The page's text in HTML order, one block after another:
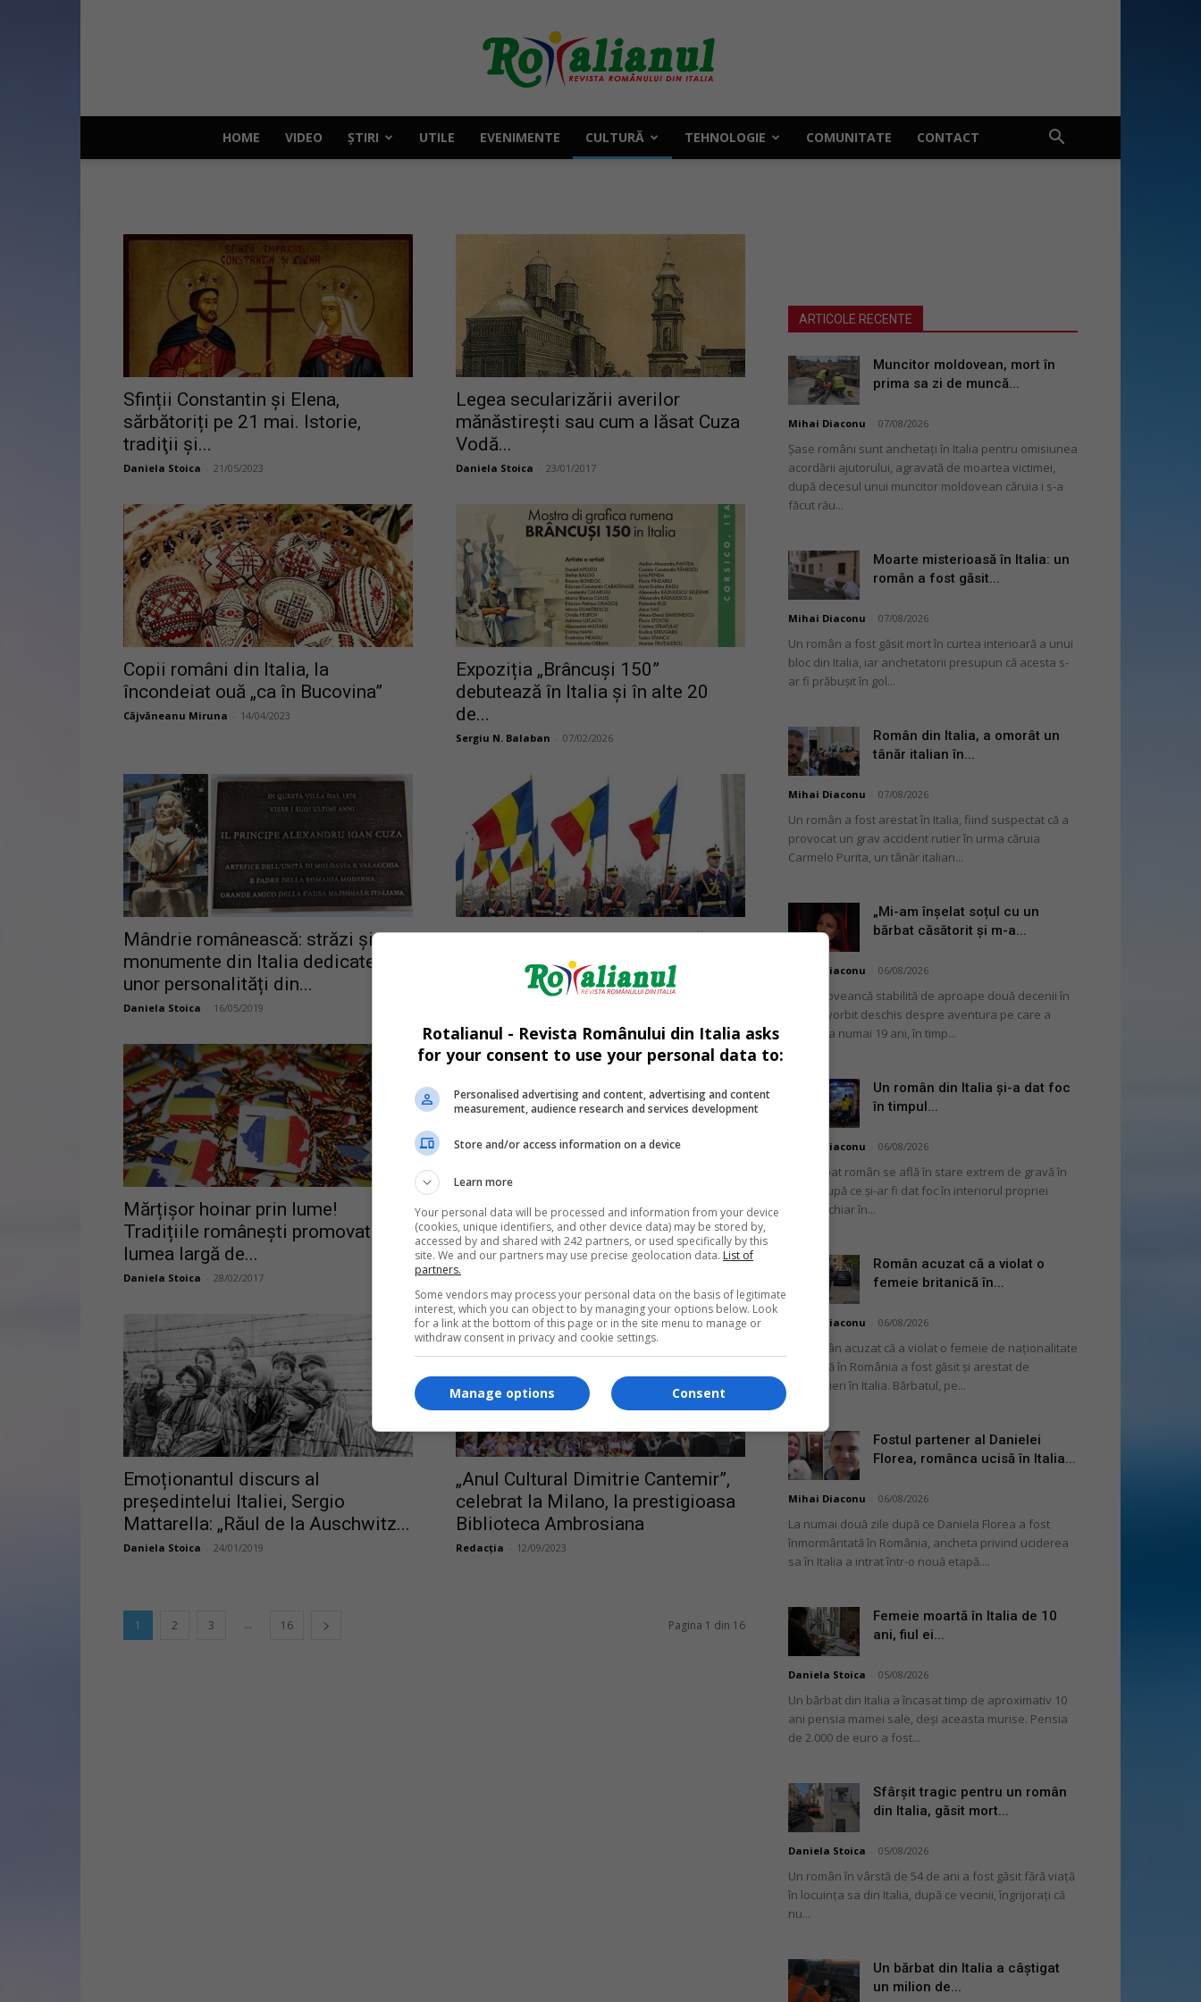
Rotalianul
românului
din
Italia
HOME VIDEO ȘTIRI UTILE EVENIMENTE CULTURĂ TEHNOLOGIE COMUNITATE CONTACT
Sfinții Constantin și Elena,
sărbătoriți pe 21 mai. Istorie,
tradiţii şi...
Daniela Stoica 21/05/2023
Legea secularizării averilor
mănăstireşti sau cum a lăsat Cuza
Vodă...
Daniela Stoica 23/01/2017
Copii români din Italia, la
încondeiat ouă „ca în Bucovina”
Căjvăneanu Miruna 14/04/2023
Expoziția „Brâncuși 150”
debutează în Italia și în alte 20
de...
Sergiu N. Balaban 07/02/2026
Mândrie românească: străzi și
monumente din Italia dedicate
unor personalități din...
Daniela Stoica 16/05/2019
1 Decembrie – Ziua Națională a
României și Marea Unire de...
Daniela Stoica - 30/11/2019
Mărțișor hoinar prin lume!
Tradițiile românești promovate în
lumea largă de...
Daniela Stoica 28/02/2017
29 octombrie – Ziua Internațională
a Internetului. Triumf al
tehnologiei...
Daniela Stoica
Emoționantul discurs al
președintelui Italiei, Sergio
Mattarella: „Răul de la Auschwitz...
Daniela Stoica 24/01/2019
„Anul Cultural Dimitrie Cantemir”,
celebrat la Milano, la prestigioasa
Biblioteca Ambrosiana
Redacția 12/09/2023
1 2 3 ... 16 Pagina 1 din 16
ARTICOLE RECENTE
Muncitor moldovean, mort în
prima sa zi de muncă...
Mihai Diaconu 07/08/2026
Șase români sunt anchetați în Italia pentru omisiunea
acordării ajutorului, agravată de moartea victimei,
după decesul unui muncitor moldovean căruia i s-a
făcut rău...
Moarte misterioasă în Italia: un
român a fost găsit...
Mihai Diaconu 07/08/2026
Un român a fost găsit mort în curtea interioară a unui
bloc din Italia, iar anchetatorii presupun că acesta s-
ar fi prăbușit în gol...
Român din Italia, a omorât un
tânăr italian în...
Mihai Diaconu 07/08/2026
Un român a fost arestat în Italia, fiind suspectat că a
provocat un grav accident rutier în urma căruia
Carmelo Purita, un tânăr italian...
„Mi-am înșelat soțul cu un
bărbat căsătorit și m-a...
Mihai Diaconu 06/08/2026
O moldoveancă stabilită de aproape două decenii în
Italia a vorbit deschis despre aventura pe care a
avut-o la numai 19 ani, în timp...
Un român din Italia și-a dat foc
în timpul...
Mihai Diaconu 06/08/2026
Un bărbat român se află în stare extrem de gravă în
Italia, după ce și-ar fi dat foc în interiorul propriei
mașini, chiar în...
Român acuzat că a violat o
femeie britanică în...
Mihai Diaconu 06/08/2026
Un român acuzat că a violat o femeie de naționalitate
britanică în România a fost găsit și arestat de
carabinieri în Italia. Bărbatul, pe...
Fostul partener al Danielei
Florea, românca ucisă în Italia...
Mihai Diaconu 06/08/2026
La numai două zile după ce Daniela Florea a fost
înmormântată în România, ancheta privind uciderea
sa în Italia a intrat într-o nouă etapă....
Femeie moartă în Italia de 10
ani, fiul ei...
Daniela Stoica 05/08/2026
Un bărbat din Italia a încasat timp de aproximativ 10
ani pensia mamei sale, deși aceasta murise. Pensia
de 2.000 de euro a fost...
Sfârșit tragic pentru un român
din Italia, găsit mort...
Daniela Stoica 05/08/2026
Un român în vârstă de 54 de ani a fost găsit fără viață
în locuința sa din Italia, după ce vecinii, îngrijorați că
nu...
Un bărbat din Italia a câștigat
un milion de...
Rotalianul - Revista Românului din Italia asks
for your consent to use your personal data to:
Personalised advertising and content, advertising and content
measurement, audience research and services development
Store and/or access information on a device
Learn more
Your personal data will be processed and information from your device
(cookies, unique identifiers, and other device data) may be stored by,
accessed by and shared with 242 partners, or used specifically by this
site. We and our partners may use precise geolocation data. List of
partners.
Some vendors may process your personal data on the basis of legitimate
interest, which you can object to by managing your options below. Look
for a link at the bottom of this page or in the site menu to manage or
withdraw consent in privacy and cookie settings.
Consent
Manage options